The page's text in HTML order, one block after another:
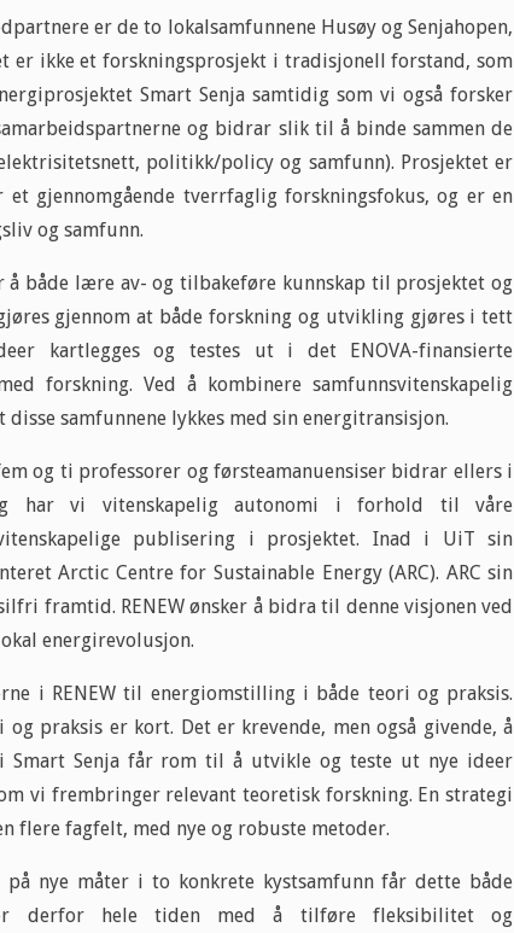
er de to lokalsamfunnene Husøy og Senjahopen,
er ikke et forskningsprosjekt i tradisjonell forstand, som
Smart Senja samtidig som vi også forsker
og bidrar slik til å binde sammen de
politikk/policy og samfunn). Prosjektet er
gjennomgående tverrfaglig forskningsfokus, og er en
og samfunn.
både lære av- og tilbakeføre kunnskap til prosjektet og
gjennom at både forskning og utvikling gjøres i tett
kartlegges og testes ut i det ENOVA-finansierte
forskning. Ved å kombinere samfunnsvitenskapelig
samfunnene lykkes med sin energitransisjon.
og ti professorer og førsteamanuensiser bidrar ellers i
har vi vitenskapelig autonomi i forhold til våre
publisering i prosjektet. Inad i UiT sin
Arctic Centre for Sustainable Energy (ARC). ARC sin
framtid. RENEW ønsker å bidra til denne visjonen ved
energirevolusjon.
i RENEW til energiomstilling i både teori og praksis.
praksis er kort. Det er krevende, men også givende, å
Senja får rom til å utvikle og teste ut nye ideer
vi frembringer relevant teoretisk forskning. En strategi
flere fagfelt, med nye og robuste metoder.
nye måter i to konkrete kystsamfunn får dette både
derfor hele tiden med å tilføre fleksibilitet og